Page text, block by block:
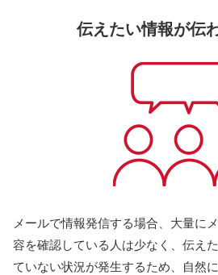
伝えたい情報が伝
メールで情報発信する場合、大量に
容を確認している人は少なく、伝え
ていない状況が発生するため、自然